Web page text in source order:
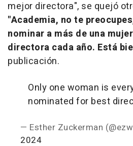
mejor directora", se quejó
"Academia, no te
nominar a más de una
directora cada año. Está
publicación.
Only one woman is
nominated for best
— Esther Zuckerman
2024